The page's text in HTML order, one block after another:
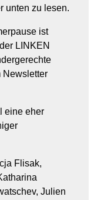
unten zu lesen.
ist
LINKEN
Newsletter
eine eher
Flisak,
Julien